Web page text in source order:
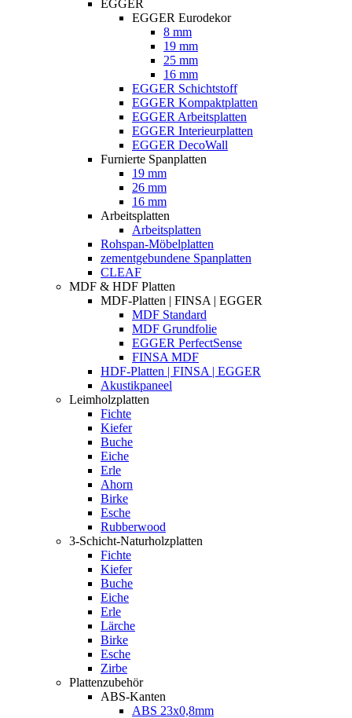
EGGER
EGGER Eurodekor
8 mm
19 mm
25 mm
16 mm
EGGER Schichtstoff
EGGER Kompaktplatten
EGGER Arbeitsplatten
EGGER Interieurplatten
EGGER DecoWall
Furnierte Spanplatten
19 mm
26 mm
16 mm
Arbeitsplatten
Arbeitsplatten
Rohspan-Möbelplatten
zementgebundene Spanplatten
CLEAF
MDF & HDF Platten
MDF-Platten | FINSA | EGGER
MDF Standard
MDF Grundfolie
EGGER PerfectSense
FINSA MDF
HDF-Platten | FINSA | EGGER
Akustikpaneel
Leimholzplatten
Fichte
Kiefer
Buche
Eiche
Erle
Ahorn
Birke
Esche
Rubberwood
3-Schicht-Naturholzplatten
Fichte
Kiefer
Buche
Eiche
Erle
Lärche
Birke
Esche
Zirbe
Plattenzubehör
ABS-Kanten
ABS 23x0,8mm